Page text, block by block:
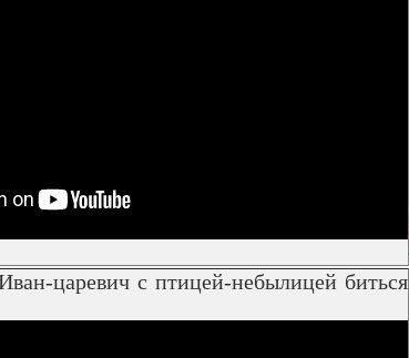
царевич с птицей-небылицей биться